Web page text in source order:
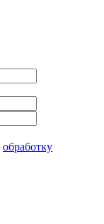
обработку